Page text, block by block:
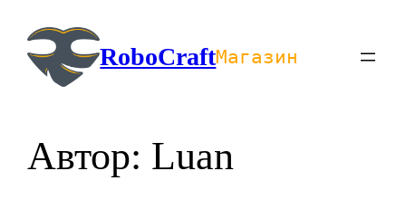
содержимомуRoboCraftМагазин
Автор: Luan